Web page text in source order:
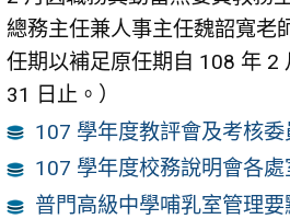
總務主任兼人事主任魏韶寬老
任期以補足原任期自 108 年 2
31 日止。）
107 學年度教評會及考核
107 學年度校務說明會各
普門高級中學哺乳室管理要